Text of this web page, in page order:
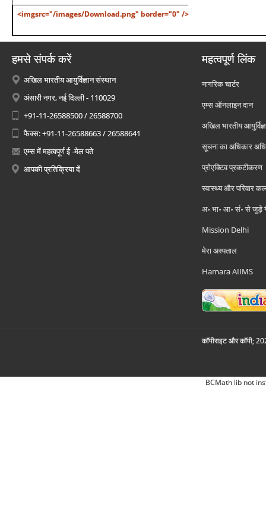
<imgsrc="/images/Download.png" border="0" />
हमसे संपर्क करें
अखिल भारतीय आयुर्विज्ञान संस्थान
अंसारी नगर, नई दिल्ली - 110029
+91-11-26588500 / 26588700
फैक्स: +91-11-26588663 / 26588641
एम्स में महत्वपूर्ण ई -मेल पते
आपकी प्रतिक्रिया दें
महत्वपूर्ण लिंक
नागरिक चार्टर
एम्स ऑनलाइन दान
अखिल भारतीय
सूचना का अधिकार
प्रोएक्टिव प्रकटीकरण
स्वास्थ्य और परिवार
अ॰ भा॰ आ॰ सं॰ से जुड़े
Mission Delhi
मेरा अस्पताल
Hamara AIIMS
कॉपीराइट और कॉपी;
BCMath lib not